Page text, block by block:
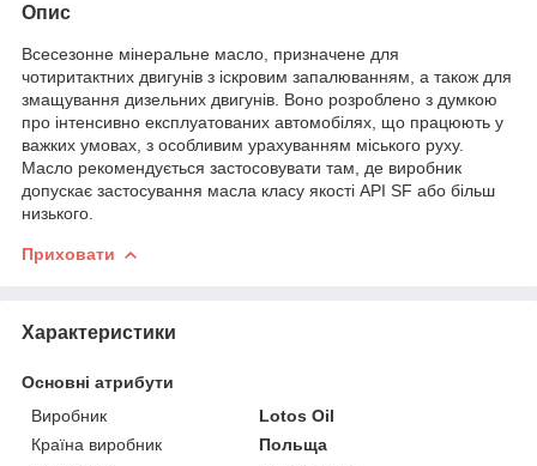
Опис
Всесезонне мінеральне масло, призначене для
чотиритактних двигунів з іскровим запалюванням, а також для
змащування дизельних двигунів. Воно розроблено з думкою
про інтенсивно експлуатованих автомобілях, що працюють у
важких умовах, з особливим урахуванням міського руху.
Масло рекомендується застосовувати там, де виробник
допускає застосування масла класу якості API SF або більш
низького.
Приховати
Характеристики
Основні атрибути
Виробник
Lotos Oil
Країна виробник
Польща